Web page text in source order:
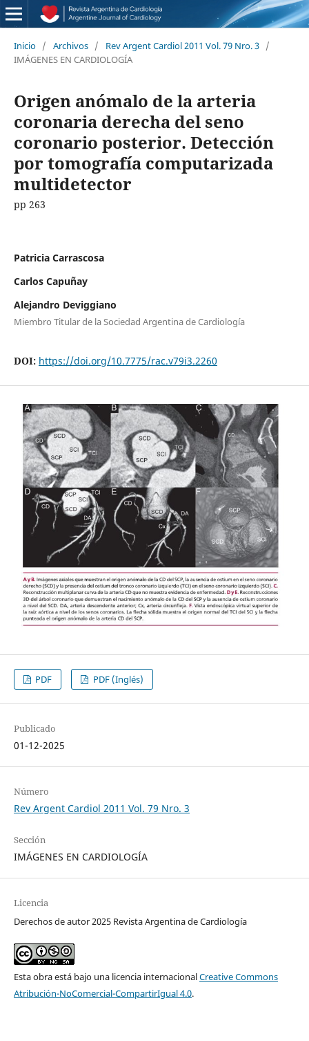
Inicio / Archivos / Rev Argent Cardiol 2011 Vol. 79 Nro. 3 /
IMÁGENES EN CARDIOLOGÍA
Origen anómalo de la arteria
coronaria derecha del seno
coronario posterior. Detección
por tomografía computarizada
multidetector
pp 263
Patricia Carrascosa
Carlos Capuñay
Alejandro Deviggiano
Miembro Titular de la Sociedad Argentina de Cardiología
DOI: https://doi.org/10.7775/rac.v79i3.2260
PDF PDF (Inglés)
Publicado
01-12-2025
Número
Rev Argent Cardiol 2011 Vol. 79 Nro. 3
Sección
IMÁGENES EN CARDIOLOGÍA
Licencia
Derechos de autor 2025 Revista Argentina de Cardiología
Esta obra está bajo una licencia internacionalCreative Commons
Atribución-NoComercial-CompartirIgual 4.0.